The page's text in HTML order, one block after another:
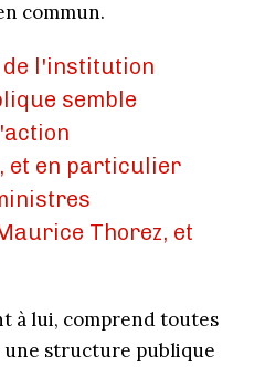
commun.
de l'institution
semble
et en particulier
Thorez, et
à lui, comprend toutes
une structure publique